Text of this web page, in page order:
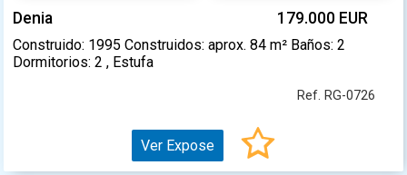
Denia 179.000 EUR
Construido: 1995 Construidos: aprox. 84 m² Baños: 2
Dormitorios: 2 , Estufa
Ref. RG-0726
Ver Expose